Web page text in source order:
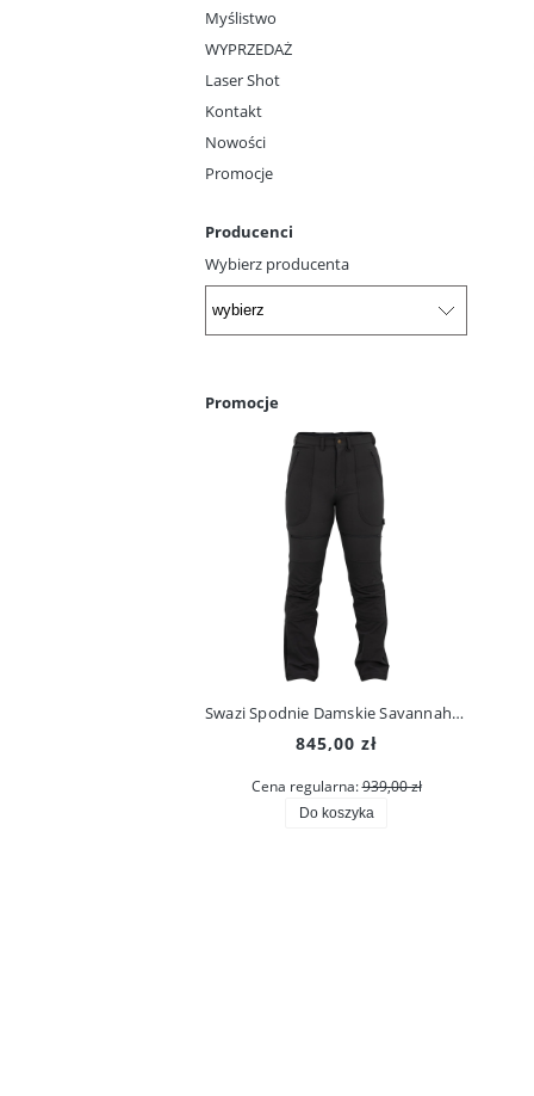
Myślistwo
WYPRZEDAŻ
Laser Shot
Kontakt
Nowości
Promocje
Producenci
Wybierz producenta
Promocje
Swazi Spodnie Damskie Savannah Pants Iron Sand
845,00 zł
Cena regularna:939,00 zł
Do koszyka